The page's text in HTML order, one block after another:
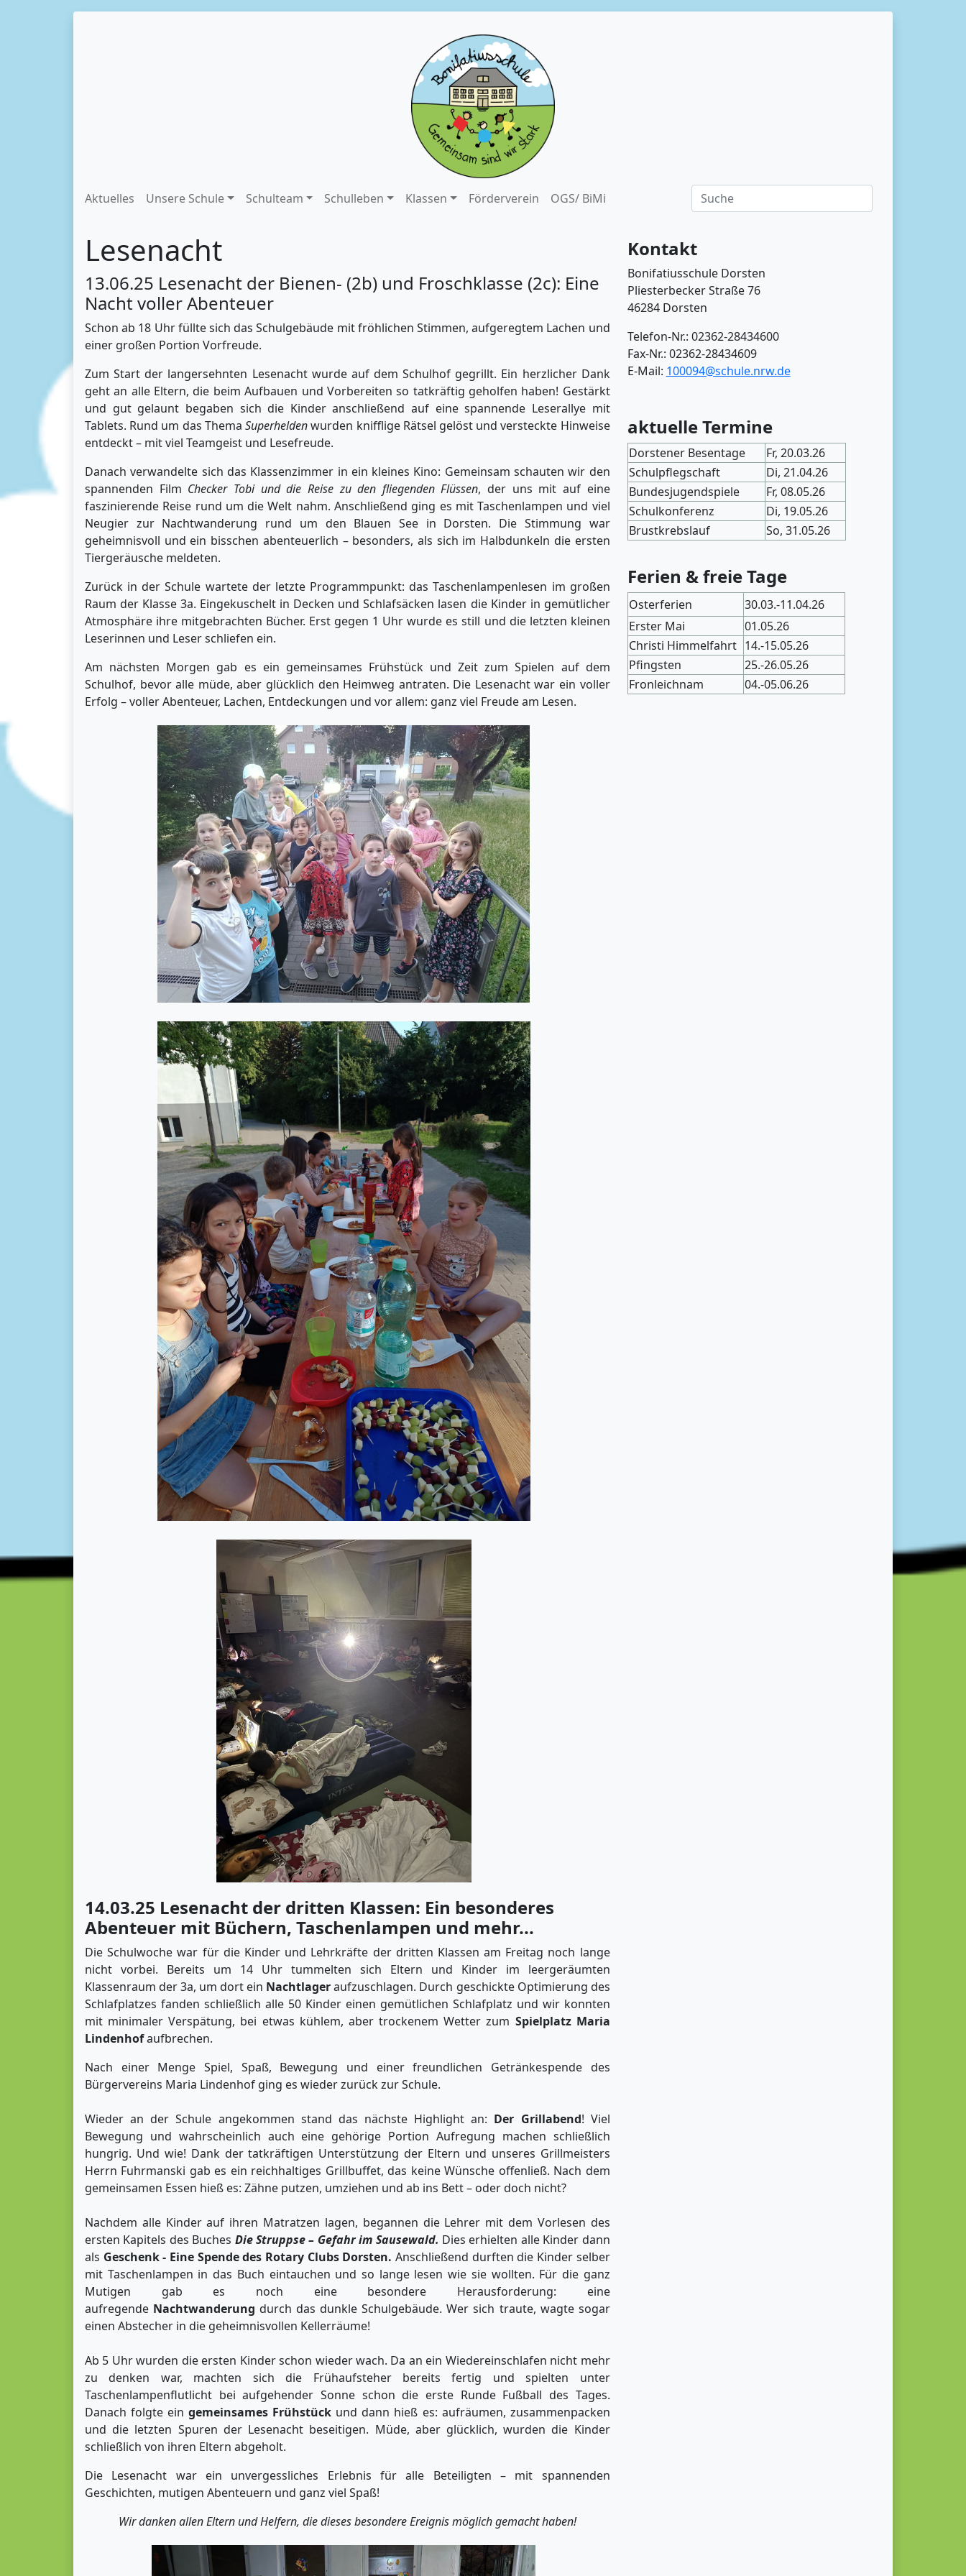
Aktuelles Unsere Schule Schulteam Schulleben Klassen Förderverein OGS/ BiMi
Lesenacht
13.06.25 Lesenacht der Bienen- (2b) und Froschklasse (2c): Eine
Nacht voller Abenteuer
Schon ab 18 Uhr füllte sich das Schulgebäude mit fröhlichen Stimmen, aufgeregtem Lachen und
einer großen Portion Vorfreude.
Zum Start der langersehnten Lesenacht wurde auf dem Schulhof gegrillt. Ein herzlicher Dank
geht an alle Eltern, die beim Aufbauen und Vorbereiten so tatkräftig geholfen haben! Gestärkt
und gut gelaunt begaben sich die Kinder anschließend auf eine spannende Leserallye mit
Tablets. Rund um das Thema Superheldenwurden knifflige Rätsel gelöst und versteckte Hinweise
entdeckt – mit viel Teamgeist und Lesefreude.
Danach verwandelte sich das Klassenzimmer in ein kleines Kino: Gemeinsam schauten wir den
spannenden Film Checker Tobi und die Reise zu den fliegenden Flüssen, der uns mit auf eine
faszinierende Reise rund um die Welt nahm. Anschließend ging es mit Taschenlampen und viel
Neugier zur Nachtwanderung rund um den Blauen See in Dorsten. Die Stimmung war
geheimnisvoll und ein bisschen abenteuerlich – besonders, als sich im Halbdunkeln die ersten
Tiergeräusche meldeten.
Zurück in der Schule wartete der letzte Programmpunkt: das Taschenlampenlesen im großen
Raum der Klasse 3a. Eingekuschelt in Decken und Schlafsäcken lasen die Kinder in gemütlicher
Atmosphäre ihre mitgebrachten Bücher. Erst gegen 1 Uhr wurde es still und die letzten kleinen
Leserinnen und Leser schliefen ein.
Am nächsten Morgen gab es ein gemeinsames Frühstück und Zeit zum Spielen auf dem
Schulhof, bevor alle müde, aber glücklich den Heimweg antraten. Die Lesenacht war ein voller
Erfolg – voller Abenteuer, Lachen, Entdeckungen und vor allem: ganz viel Freude am Lesen.
14.03.25 Lesenacht der dritten Klassen: Ein besonderes
Abenteuer mit Büchern, Taschenlampen und mehr...
Die Schulwoche war für die Kinder und Lehrkräfte der dritten Klassen am Freitag noch lange
nicht vorbei. Bereits um 14 Uhr tummelten sich Eltern und Kinder im leergeräumten
Klassenraum der 3a, um dort ein Nachtlageraufzuschlagen. Durch geschickte Optimierung des
Schlafplatzes fanden schließlich alle 50 Kinder einen gemütlichen Schlafplatz und wir konnten
mit minimaler Verspätung, bei etwas kühlem, aber trockenem Wetter zum Spielplatz Maria
Lindenhofaufbrechen.
Nach einer Menge Spiel, Spaß, Bewegung und einer freundlichen Getränkespende des
Bürgervereins Maria Lindenhof ging es wieder zurück zur Schule.
Wieder an der Schule angekommen stand das nächste Highlight an: Der Grillabend! Viel
Bewegung und wahrscheinlich auch eine gehörige Portion Aufregung machen schließlich
hungrig. Und wie! Dank der tatkräftigen Unterstützung der Eltern und unseres Grillmeisters
Herrn Fuhrmanski gab es ein reichhaltiges Grillbuffet, das keine Wünsche offenließ. Nach dem
gemeinsamen Essen hieß es: Zähne putzen, umziehen und ab ins Bett – oder doch nicht?
Nachdem alle Kinder auf ihren Matratzen lagen, begannen die Lehrer mit dem Vorlesen des
ersten Kapitels des Buches Die Struppse – Gefahr im Sausewald. Dies erhielten alle Kinder dann
als Geschenk - Eine Spende des Rotary Clubs Dorsten. Anschließend durften die Kinder selber
mit Taschenlampen in das Buch eintauchen und so lange lesen wie sie wollten. Für die ganz
Mutigen gab es noch eine besondere Herausforderung: eine
aufregende Nachtwanderung durch das dunkle Schulgebäude. Wer sich traute, wagte sogar
einen Abstecher in die geheimnisvollen Kellerräume!
Ab 5 Uhr wurden die ersten Kinder schon wieder wach. Da an ein Wiedereinschlafen nicht mehr
zu denken war, machten sich die Frühaufsteher bereits fertig und spielten unter
Taschenlampenflutlicht bei aufgehender Sonne schon die erste Runde Fußball des Tages.
Danach folgte eingemeinsames Frühstück und dann hieß es: aufräumen, zusammenpacken
und die letzten Spuren der Lesenacht beseitigen. Müde, aber glücklich, wurden die Kinder
schließlich von ihren Eltern abgeholt.
Die Lesenacht war ein unvergessliches Erlebnis für alle Beteiligten – mit spannenden
Geschichten, mutigen Abenteuern und ganz viel Spaß!
Wir danken allen Eltern und Helfern, die dieses besondere Ereignis möglich gemacht haben!
Kontakt
Bonifatiusschule Dorsten
Pliesterbecker Straße 76
46284 Dorsten
Telefon-Nr.: 02362-28434600
Fax-Nr.: 02362-28434609
E-Mail: 100094@schule.nrw.de
aktuelle Termine
Dorstener Besentage
Fr, 20.03.26
Schulpflegschaft
Di, 21.04.26
Bundesjugendspiele
Fr, 08.05.26
Schulkonferenz
Di, 19.05.26
Brustkrebslauf
So, 31.05.26
Ferien & freie Tage
Osterferien
30.03.-11.04.26
Erster Mai
01.05.26
Christi Himmelfahrt 14.-15.05.26
Pfingsten
25.-26.05.26
Fronleichnam
04.-05.06.26